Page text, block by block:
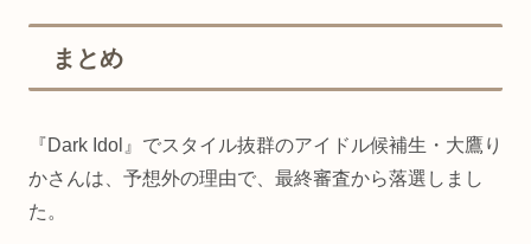
まとめ
『Dark Idol』でスタイル抜群のアイドル候補生・大鷹り
かさんは、予想外の理由で、最終審査から落選しまし
た。